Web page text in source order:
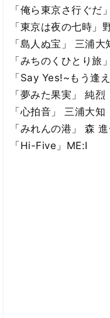
「俺ら東京さ行ぐだ
「東京は夜の七時」
「島人ぬ宝」 三浦大
「みちのくひとり旅
「Say Yes!~もう逢
「夢みた果実」 純烈
「心拍音」 三浦大知
「みれんの港」 森
「Hi-Five」ME:I